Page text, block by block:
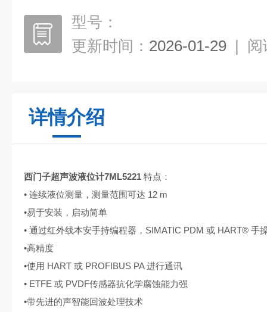
型号：
更新时间： 2026-01-29 | 阅
详情介绍
西门子超声波液位计7ML5221 特点：
• 连续液位测量，测量范围可达 12 m
•易于安装，启动简单
• 通过红外线本安手持编程器，SIMATIC PDM 或 HART® 手
•高精度
•使用 HART 或 PROFIBUS PA 进行通讯
• ETFE 或 PVDF传感器抗化学腐蚀能力强
•带先进的声智能回波处理技术